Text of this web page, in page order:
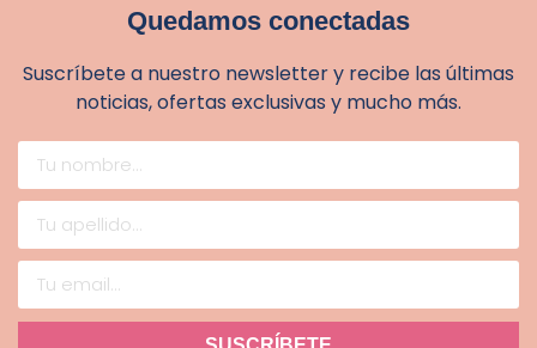
Quedamos conectadas
Suscríbete a nuestro newsletter y recibe las últimas
noticias, ofertas exclusivas y mucho más.